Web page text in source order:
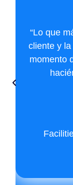
“Lo que
cliente y
momento